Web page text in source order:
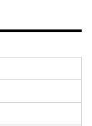
る